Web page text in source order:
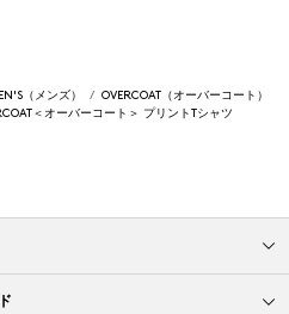
（メンズ）
OVERCOAT（オーバーコート）
＜オーバーコート＞ プリントTシャツ